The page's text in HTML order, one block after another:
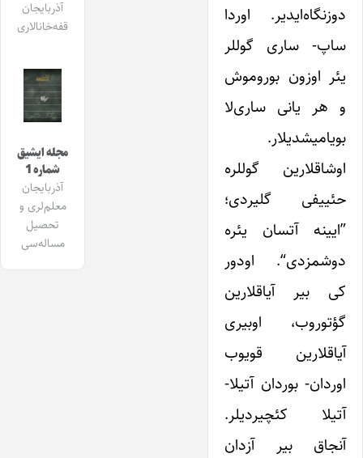
دوزنگاه‌ایدیر. اوردا
ساپ- ساری گوللر
یئر اوزون بوروموش
و هر یانی ساری‌لا
بویامیشدیلار.
اوشاقلارین گوللره
حئییفی گلیردی؛
”ایینه آتسان یئره
دوشمزدی“. اودور
کی بیر آیاقلارین
گؤتوروب، اوبیری
آیاقلارین قویوب
اوردان- بوردان آتیلا-
آتیلا کئچیردیلر.
آنجاق بیر آزدان
آذربایجان
قفه‌خانالاری
مجله ایشیق
شماره 1
آذربایجان
معلم‌لری و
تحصیل
مساله‌سی